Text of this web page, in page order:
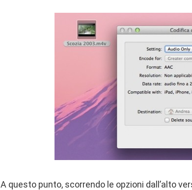
A questo punto, scorrendo le opzioni dall’alto